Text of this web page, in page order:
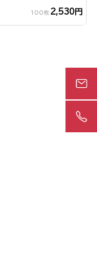
100枚 2,530円